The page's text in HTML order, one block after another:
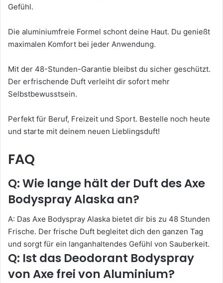
Gefühl.
Die aluminiumfreie Formel schont deine Haut. Du genießt
maximalen Komfort bei jeder Anwendung.
Mit der 48-Stunden-Garantie bleibst du sicher geschützt.
Der erfrischende Duft verleiht dir sofort mehr
Selbstbewusstsein.
Perfekt für Beruf, Freizeit und Sport. Bestelle noch heute
und starte mit deinem neuen Lieblingsduft!
FAQ
Q: Wie lange hält der Duft des Axe
Bodyspray Alaska an?
A: Das Axe Bodyspray Alaska bietet dir bis zu 48 Stunden
Frische. Der frische Duft begleitet dich den ganzen Tag
und sorgt für ein langanhaltendes Gefühl von Sauberkeit.
Q: Ist das Deodorant Bodyspray
von Axe frei von Aluminium?